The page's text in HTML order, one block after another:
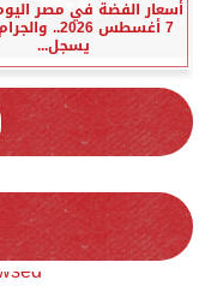
أسعار الفضة في مصر
7 أغسطس 2026..
يسجل...